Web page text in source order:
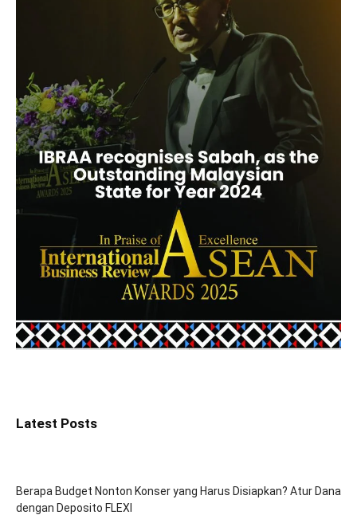
Latest Posts
Berapa Budget Nonton Konser yang Harus Disiapkan? Atur Dana
dengan Deposito FLEXI